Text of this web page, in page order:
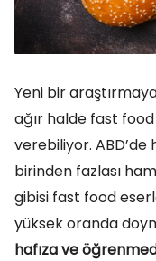
Yeni bir
ağır halde fast
verebiliyor. ABD’de
birinden fazlası
gibisi fast food
yüksek oranda
hafıza ve